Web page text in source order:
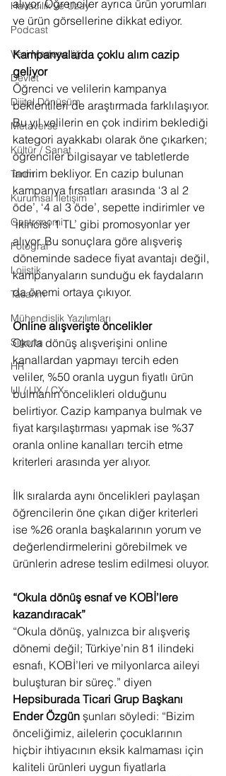
Havacılık ve Uzay
Podcast
Veri Madenciliği
Devlet
Dijital Dönüşüm
Metaverse
Kültür / Sanat
Tarım
Kurumsal İletişim
Gastronomi
Fotoğraf
Lojistik
Tasarım
Mühendislik Yazılımları
Sigorta
HR
UI / UX / CX
alıyor. Öğrenciler ayrıca ürün yorumları
ve ürün görsellerine dikkat ediyor.
Kampanyalarda çoklu alım cazip
geliyor
Öğrenci ve velilerin kampanya
beklentileri de araştırmada farklılaşıyor.
Bu yıl velilerin en çok indirim beklediği
kategori ayakkabı olarak öne çıkarken;
öğrenciler bilgisayar ve tabletlerde
indirim bekliyor. En cazip bulunan
kampanya fırsatları arasında ‘3 al 2
öde’, ‘4 al 3 öde’, sepette indirimler ve
‘ikincisi 1 TL’ gibi promosyonlar yer
alıyor. Bu sonuçlara göre alışveriş
döneminde sadece fiyat avantajı değil,
kampanyaların sunduğu ek faydaların
da önemi ortaya çıkıyor.
Online alışverişte öncelikler
Okula dönüş alışverişini online
kanallardan yapmayı tercih eden
veliler, %50 oranla uygun fiyatlı ürün
bulmanın öncelikleri olduğunu
belirtiyor. Cazip kampanya bulmak ve
fiyat karşılaştırması yapmak ise %37
oranla online kanalları tercih etme
kriterleri arasında yer alıyor.
İlk sıralarda aynı öncelikleri paylaşan
öğrencilerin öne çıkan diğer kriterleri
ise %26 oranla başkalarının yorum ve
değerlendirmelerini görebilmek ve
ürünlerin adrese teslim edilmesi oluyor.
“Okula dönüş esnaf ve KOBİ’lere
kazandıracak”
“Okula dönüş, yalnızca bir alışveriş
dönemi değil; Türkiye’nin 81 ilindeki
esnafı, KOBİ’leri ve milyonlarca aileyi
buluşturan bir süreç.” diyen
Hepsiburada Ticari Grup Başkanı
Ender Özgün şunları söyledi: “Bizim
önceliğimiz, ailelerin çocuklarının
hiçbir ihtiyacının eksik kalmaması için
kaliteli ürünleri uygun fiyatlarla